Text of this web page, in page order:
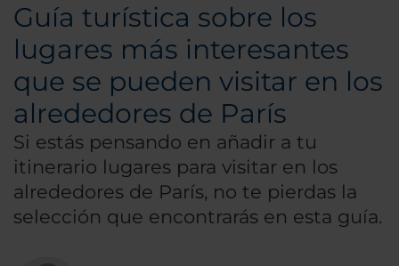
Guía turística sobre los
lugares más interesantes
que se pueden visitar en los
alrededores de París
Si estás pensando en añadir a tu
itinerario lugares para visitar en los
alrededores de París, no te pierdas la
selección que encontrarás en esta guía.